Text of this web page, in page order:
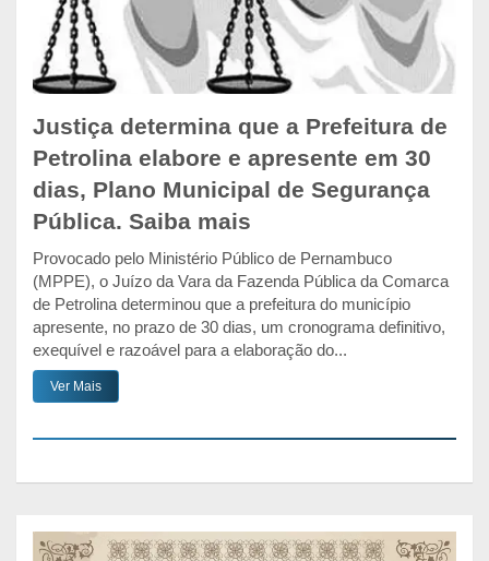
Justiça determina que a Prefeitura de
Petrolina elabore e apresente em 30
dias, Plano Municipal de Segurança
Pública. Saiba mais
Provocado pelo Ministério Público de Pernambuco
(MPPE), o Juízo da Vara da Fazenda Pública da Comarca
de Petrolina determinou que a prefeitura do município
apresente, no prazo de 30 dias, um cronograma definitivo,
exequível e razoável para a elaboração do...
Ver Mais